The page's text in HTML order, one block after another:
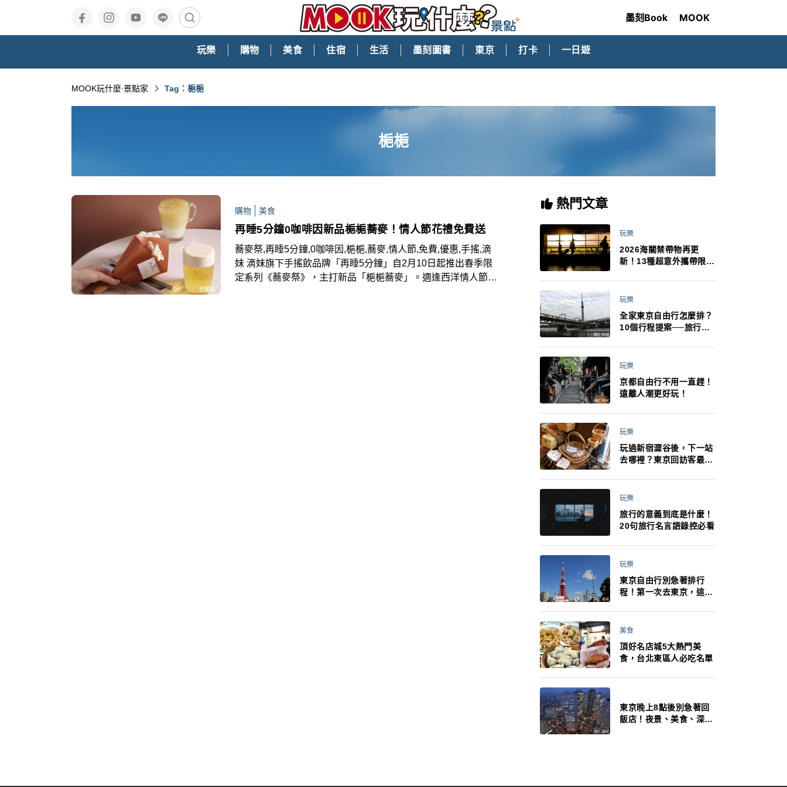
墨刻Book MOOK
玩樂 購物 美食 住宿 生活 墨刻圖書 東京 打卡 一日遊
MOOK玩什麼‧景點家 Tag：梔梔
梔梔
購物 美食
再睡5分鐘0咖啡因新品梔梔蕎麥！情人節花禮免費送
蕎麥祭,再睡5分鐘,0咖啡因,梔梔,蕎麥,情人節,免費,優惠,手搖,滴
妹 滴妹旗下手搖飲品牌「再睡5分鐘」自2月10日起推出春季限
定系列《蕎麥祭》，主打新品「梔梔蕎麥」。適逢西洋情人節，
熱門文章
玩樂
2026海關禁帶物再更
新！13種超意外攜帶限
最高還罰百萬！注意事項
玩樂
全家東京自由行怎麼排？
10個行程提案──旅行不
法！
玩樂
京都自由行不用一直趕！
遠離人潮更好玩！
玩樂
玩過新宿澀谷後，下一站
去哪裡？東京回訪客最推
玩樂
旅行的意義到底是什麼！
20句旅行名言語錄控必看
玩樂
東京自由行別急著排行
程！第一次去東京，這10
美食
頂好名店城5大熱門美
食，台北東區人必吃名單
東京晚上8點後別急著回
飯店！夜景、美食、深夜